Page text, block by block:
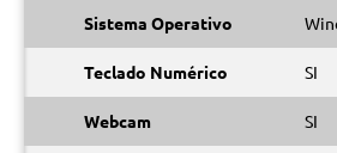
Sistema Operativo
Teclado Numérico SI
Webcam SI